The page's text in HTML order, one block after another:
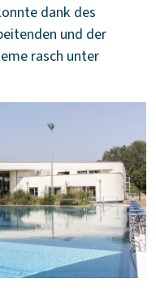
dank des
und der
rasch unter